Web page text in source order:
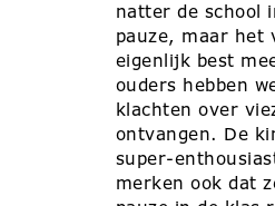
natter de school
pauze, maar het
eigenlijk best
ouders hebben
klachten over
ontvangen. De
super-
merken ook dat